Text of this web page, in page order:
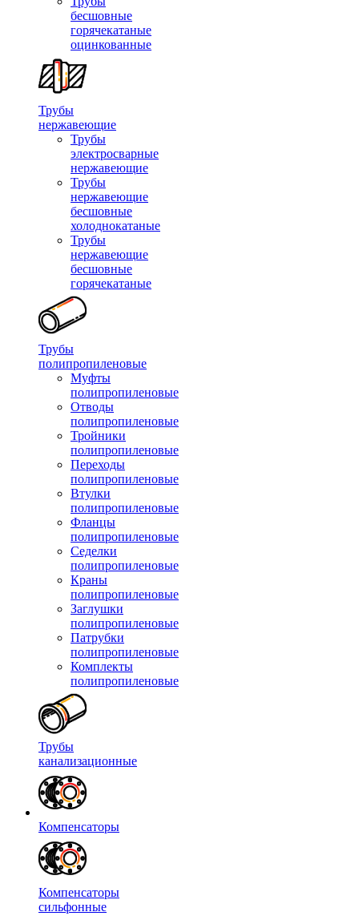
бесшовные
горячекатаные
оцинкованные
Трубы
нержавеющие
Трубы
электросварные
нержавеющие
Трубы
нержавеющие
бесшовные
холоднокатаные
Трубы
нержавеющие
бесшовные
горячекатаные
Трубы
полипропиленовые
Муфты
полипропиленовые
Отводы
полипропиленовые
Тройники
полипропиленовые
Переходы
полипропиленовые
Втулки
полипропиленовые
Фланцы
полипропиленовые
Седелки
полипропиленовые
Краны
полипропиленовые
Заглушки
полипропиленовые
Патрубки
полипропиленовые
Комплекты
полипропиленовые
Трубы
канализационные
Компенсаторы
Компенсаторы
сильфонные